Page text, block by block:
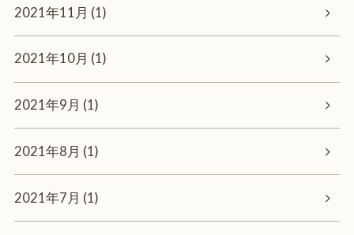
2021年11月 (1)
2021年10月 (1)
2021年9月 (1)
2021年8月 (1)
2021年7月 (1)